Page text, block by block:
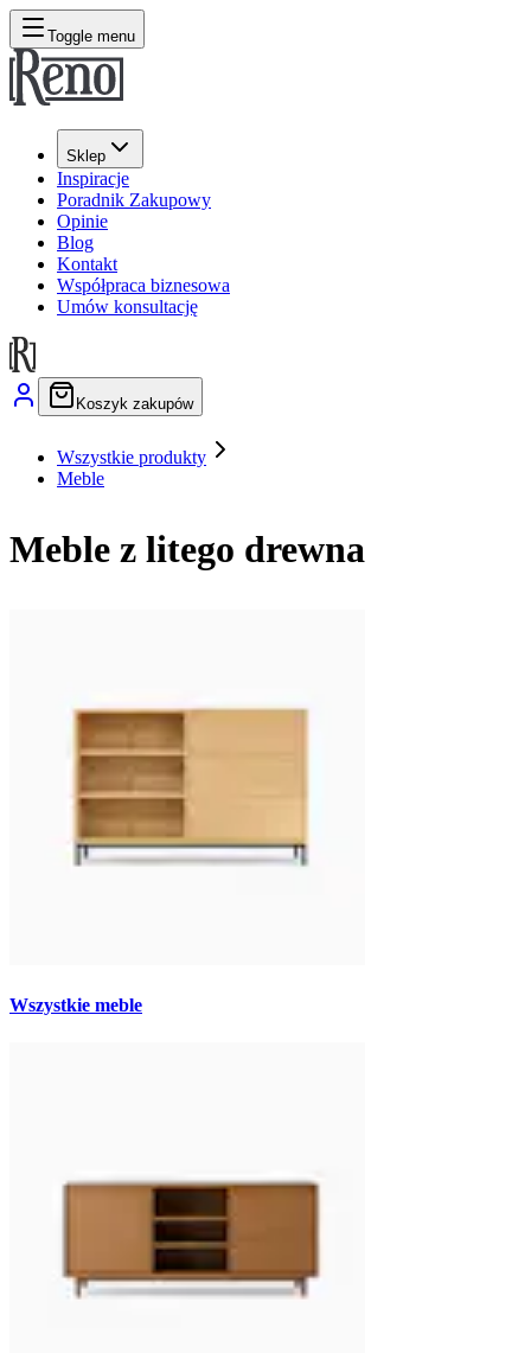
Toggle menu
Sklep
Inspiracje
Poradnik Zakupowy
Opinie
Blog
Kontakt
Współpraca biznesowa
Umów konsultację
Koszyk zakupów
Wszystkie produkty
Meble
Meble z litego drewna
Wszystkie meble